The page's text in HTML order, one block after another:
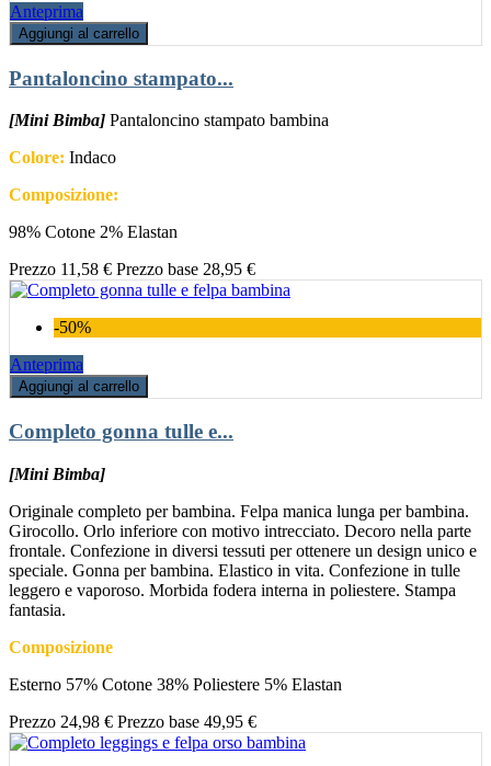
Anteprima
Aggiungi al carrello
Pantaloncino stampato...
[Mini Bimba] Pantaloncino stampato bambina
Colore: Indaco
Composizione:
98% Cotone 2% Elastan
Prezzo 11,58 € Prezzo base 28,95 €
-50%
Anteprima
Aggiungi al carrello
Completo gonna tulle e...
[Mini Bimba]
Originale completo per bambina. Felpa manica lunga per bambina.
Girocollo. Orlo inferiore con motivo intrecciato. Decoro nella parte
frontale. Confezione in diversi tessuti per ottenere un design unico e
speciale. Gonna per bambina. Elastico in vita. Confezione in tulle
leggero e vaporoso. Morbida fodera interna in poliestere. Stampa
fantasia.
Composizione
Esterno 57% Cotone 38% Poliestere 5% Elastan
Prezzo 24,98 € Prezzo base 49,95 €